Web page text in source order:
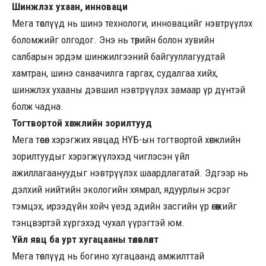
Шинжлэх ухаан, инноваци
Мега төслүүд нь шинэ технологи, инновацийг нэвтрүүлэх
боломжийг олгодог. Энэ нь төрийн болон хувийн
салбарын эрдэм шинжилгээний байгууллагуудтай
хамтран, шинэ санаачилга гаргах, судалгаа хийх,
шинжлэх ухааны дэвшил нэвтрүүлэх замаар үр дүнтэй
болж чадна.
Тогтвортой хөгжлийн зорилтууд
Мега төсөл хэрэгжих явцад НҮБ-ын тогтвортой хөгжлийн
зорилтуудыг хэрэгжүүлэхэд чиглэсэн үйл
ажиллагаануудыг нэвтрүүлэх шаардлагатай. Эдгээр нь
дэлхий нийтийн экологийн хямрал, ядуурлын эсрэг
тэмцэх, ирээдүйн хойч үеэд эдийн засгийн үр өгөөжийг
тэнцвэртэй хүргэхэд чухал үүрэгтэй юм.
Үйл явц ба урт хугацааны төлөвлөлт
Мега төслүүд нь богино хугацаанд амжилттай